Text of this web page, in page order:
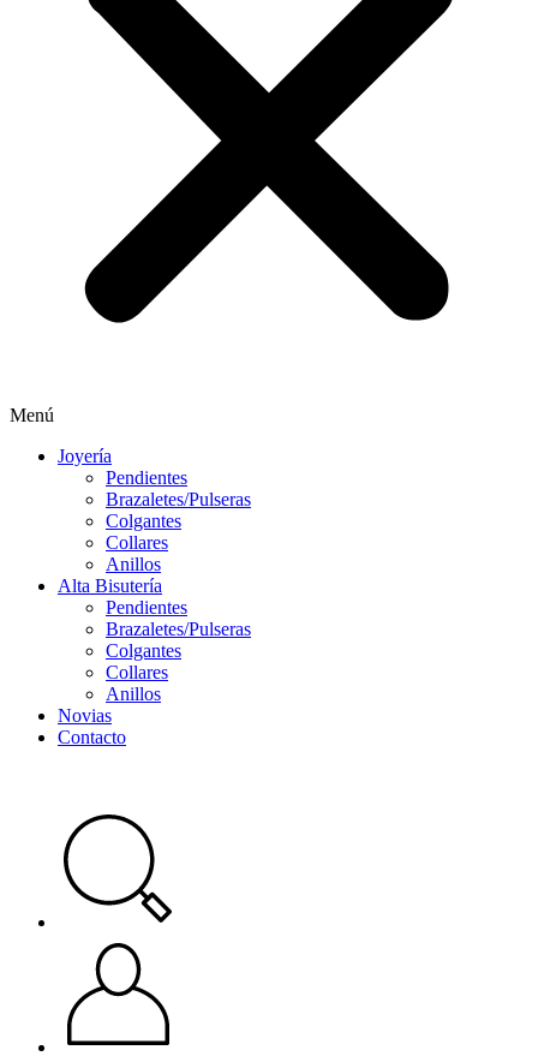
Menú
Joyería
Pendientes
Brazaletes/Pulseras
Colgantes
Collares
Anillos
Alta Bisutería
Pendientes
Brazaletes/Pulseras
Colgantes
Collares
Anillos
Novias
Contacto